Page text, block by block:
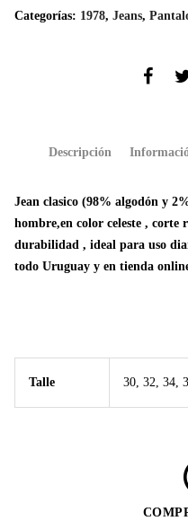
Categorías: 1978, Jeans,
Descripción
Jean clasico (98% algodón y
hombre,en color celeste ,
durabilidad , ideal para uso
todo Uruguay y en tienda
Talle 30, 32, 34,